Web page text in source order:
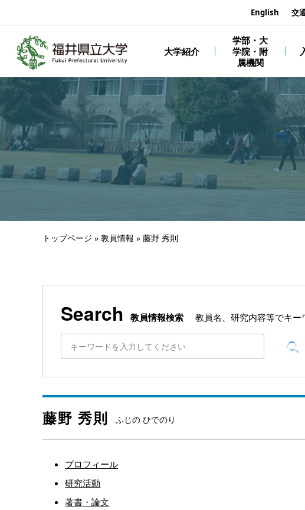
大学紹介
学部・大
学院・附
属機関
English 交
トップページ » 教員情報 » 藤野 秀則
Search 教員情報検索 教員名、研究内容等でキー
検索
藤野 秀則 ふじの ひでのり
プロフィール
研究活動
著書・論文